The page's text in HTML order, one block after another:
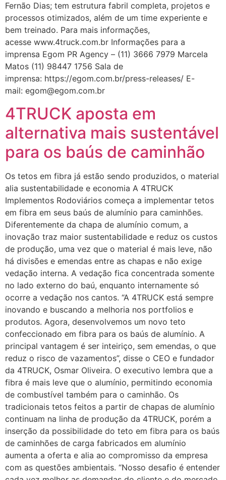
Fernão Dias; tem estrutura fabril completa, projetos e
processos otimizados, além de um time experiente e
bem treinado. Para mais informações,
acesse www.4truck.com.br Informações para a
imprensa Egom PR Agency – (11) 3666 7979 Marcela
Matos (11) 98447 1756 Sala de
imprensa: https://egom.com.br/press-releases/ E-
mail: egom@egom.com.br
4TRUCK aposta em
alternativa mais sustentável
para os baús de caminhão
Os tetos em fibra já estão sendo produzidos, o material
alia sustentabilidade e economia A 4TRUCK
Implementos Rodoviários começa a implementar tetos
em fibra em seus baús de alumínio para caminhões.
Diferentemente da chapa de alumínio comum, a
inovação traz maior sustentabilidade e reduz os custos
de produção, uma vez que o material é mais leve, não
há divisões e emendas entre as chapas e não exige
vedação interna. A vedação fica concentrada somente
no lado externo do baú, enquanto internamente só
ocorre a vedação nos cantos. “A 4TRUCK está sempre
inovando e buscando a melhoria nos portfolios e
produtos. Agora, desenvolvemos um novo teto
confeccionado em fibra para os baús de alumínio. A
principal vantagem é ser inteiriço, sem emendas, o que
reduz o risco de vazamentos”, disse o CEO e fundador
da 4TRUCK, Osmar Oliveira. O executivo lembra que a
fibra é mais leve que o alumínio, permitindo economia
de combustível também para o caminhão. Os
tradicionais tetos feitos a partir de chapas de alumínio
continuam na linha de produção da 4TRUCK, porém a
inserção da possibilidade do teto em fibra para os baús
de caminhões de carga fabricados em alumínio
aumenta a oferta e alia ao compromisso da empresa
com as questões ambientais. “Nosso desafio é entender